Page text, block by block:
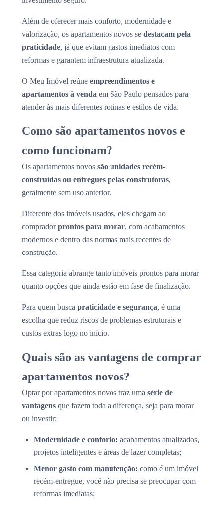
Além de oferecer mais conforto, modernidade e
valorização, os apartamentos novos se destacam pela
praticidade, já que evitam gastos imediatos com
reformas e garantem infraestrutura atualizada.
O Meu Imóvel reúne empreendimentos e
apartamentos à venda em São Paulo pensados para
atender às mais diferentes rotinas e estilos de vida.
Como são apartamentos novos e
como funcionam?
Os apartamentos novos são unidades recém-
construídas ou entregues pelas construtoras,
geralmente sem uso anterior.
Diferente dos imóveis usados, eles chegam ao
compradorprontos para morar, com acabamentos
modernos e dentro das normas mais recentes de
construção.
Essa categoria abrange tanto imóveis prontos para morar
quanto opções que ainda estão em fase de finalização.
Para quem busca praticidade e segurança, é uma
escolha que reduz riscos de problemas estruturais e
custos extras logo no início.
Quais são as vantagens de comprar
apartamentos novos?
Optar por apartamentos novos traz uma série de
vantagens que fazem toda a diferença, seja para morar
ou investir:
Modernidade e conforto: acabamentos atualizados,
projetos inteligentes e áreas de lazer completas;
Menor gasto com manutenção: como é um imóvel
recém-entregue, você não precisa se preocupar com
reformas imediatas;